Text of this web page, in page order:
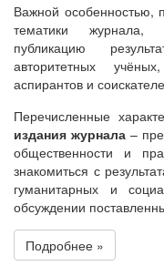
Важной особенностью,
тематики журнала,
публикацию
авторитетных
аспирантов и
Перечисленные
издания журнала –
общественности и
знакомиться с
гуманитарных и
обсуждении
Подробнее »